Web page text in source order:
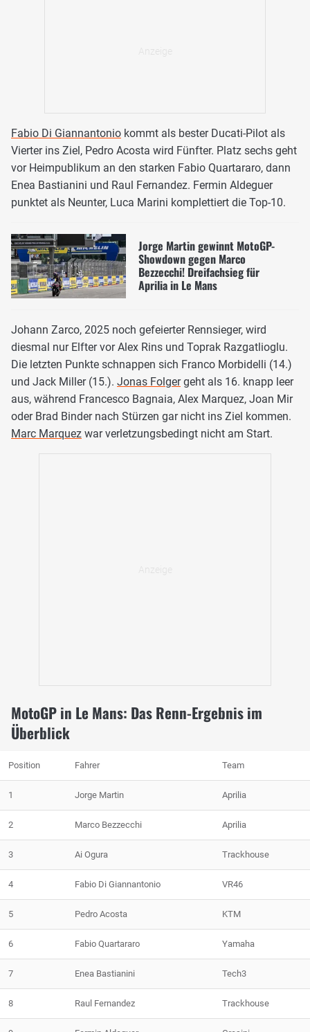
Fabio Di Giannantonio kommt als bester Ducati-Pilot als
Vierter ins Ziel, Pedro Acosta wird Fünfter. Platz sechs geht
vor Heimpublikum an den starken Fabio Quartararo, dann
Enea Bastianini und Raul Fernandez. Fermin Aldeguer
punktet als Neunter, Luca Marini komplettiert die Top-10.
Jorge Martin gewinnt MotoGP-
Showdown gegen Marco
Bezzecchi! Dreifachsieg für
Aprilia in Le Mans
Johann Zarco, 2025 noch gefeierter Rennsieger, wird
diesmal nur Elfter vor Alex Rins und Toprak Razgatlioglu.
Die letzten Punkte schnappen sich Franco Morbidelli (14.)
und Jack Miller (15.). Jonas Folgergeht als 16. knapp leer
aus, während Francesco Bagnaia, Alex Marquez, Joan Mir
oder Brad Binder nach Stürzen gar nicht ins Ziel kommen.
Marc Marquez war verletzungsbedingt nicht am Start.
MotoGP in Le Mans: Das Renn-Ergebnis im
Überblick
Position Fahrer Team
1 Jorge Martin Aprilia
2 Marco Bezzecchi Aprilia
3 Ai Ogura Trackhouse
4 Fabio Di Giannantonio VR46
5 Pedro Acosta KTM
6 Fabio Quartararo Yamaha
7 Enea Bastianini Tech3
8 Raul Fernandez Trackhouse